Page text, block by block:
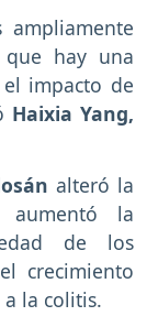
que hay una
impacto de
Haixia Yang,
alteró la
aumentó la
de los
crecimiento
la colitis.